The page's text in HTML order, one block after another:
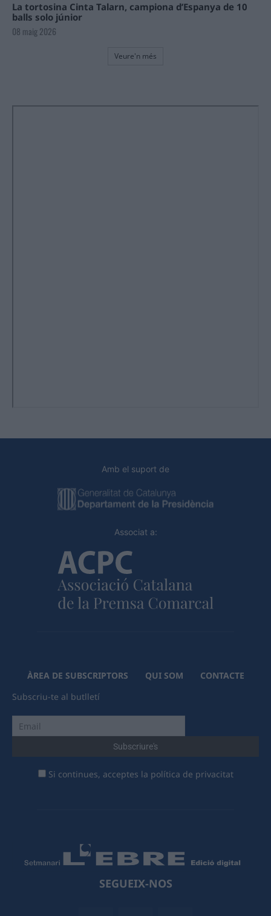
La tortosina Cinta Talarn, campiona d’Espanya de 10
balls solo júnior
08 maig 2026
Veure'n més
Amb el suport de
Associat a:
ÀREA DE SUBSCRIPTORS QUI SOM
CONTACTE
Subscriu-te al butlletí
Si continues, acceptes la política de privacitat
SEGUEIX-NOS